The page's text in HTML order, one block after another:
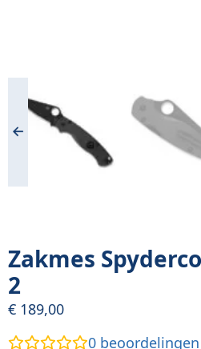
Zakmes
2
€ 189,00
0 beoordelingen